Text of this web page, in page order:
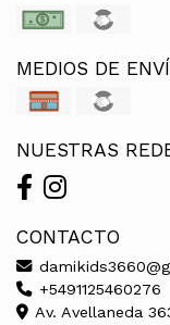
MEDIOS DE
NUESTRAS
CONTACTO
+5491125460276
Av. Avellaneda